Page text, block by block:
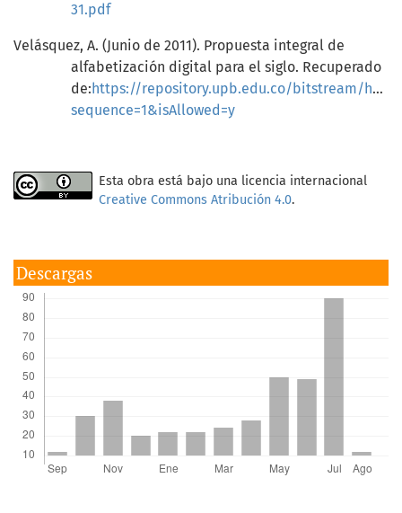
31.pdf
Velásquez, A. (Junio de 2011). Propuesta integral de
alfabetización digital para el siglo. Recuperado
de: https://repository.upb.edu.co/bitstream/
sequence=1&isAllowed=y
Esta obra está bajo una licencia internacional
Creative Commons Atribución 4.0.
Descargas